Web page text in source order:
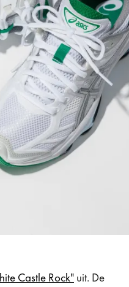
Castle Rock" uit. De